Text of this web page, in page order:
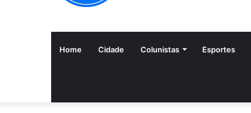
Home Cidade Colunistas Esportes